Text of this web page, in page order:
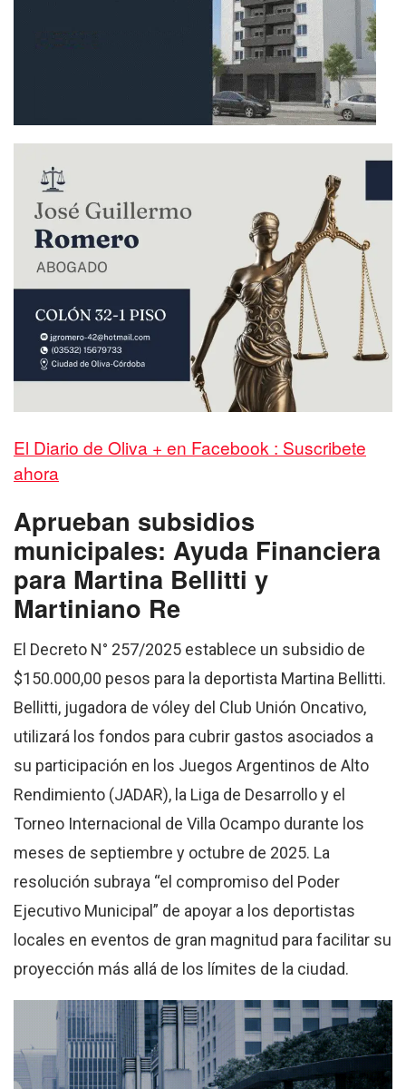
El Diario de Oliva + en Facebook : Suscribete
ahora
Aprueban subsidios
municipales: Ayuda Financiera
para Martina Bellitti y
Martiniano Re
El Decreto N° 257/2025 establece un subsidio de
$150.000,00 pesos para la deportista Martina Bellitti.
Bellitti, jugadora de vóley del Club Unión Oncativo,
utilizará los fondos para cubrir gastos asociados a
su participación en los Juegos Argentinos de Alto
Rendimiento (JADAR), la Liga de Desarrollo y el
Torneo Internacional de Villa Ocampo durante los
meses de septiembre y octubre de 2025. La
resolución subraya “el compromiso del Poder
Ejecutivo Municipal” de apoyar a los deportistas
locales en eventos de gran magnitud para facilitar su
proyección más allá de los límites de la ciudad.